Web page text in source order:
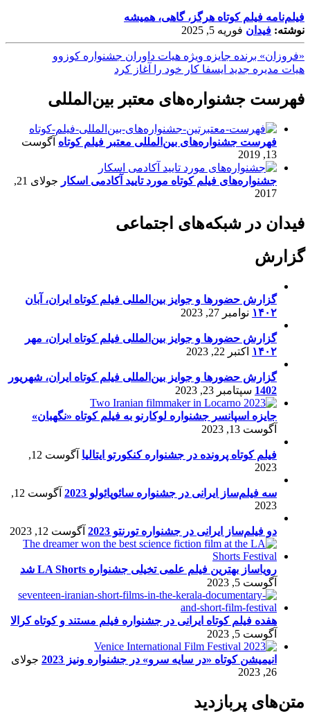
فیلم‌نامه فیلم کوتاه هرگز، گاهی، همیشه
نوشته: فیدان فوریه 5, 2025
«فروزان» برنده جایزه ویژه هیات داوران جشنواره کوزوو
هیات مدیره جدید ایسفا کار خود را آغاز کرد
فهرست جشنواره‌های معتبر بین‌المللی
فهرست جشنواره‌های بین‌المللی معتبر فیلم کوتاه آگوست
13, 2019
جشنواره‌های فیلم کوتاه مورد تایید آکادمی اسکار
جولای 21,
2017
فیدان در شبکه‌های اجتماعی
گزارش
گزارش حضورها و جوایز بین‌المللی فیلم کوتاه ایران، آبان
۱۴۰۲ نوامبر 27, 2023
گزارش حضورها و جوایز بین‌المللی فیلم کوتاه ایران، مهر
۱۴۰۲ اکتبر 22, 2023
گزارش حضورها و جوایز بین‌المللی فیلم کوتاه ایران، شهریور
1402 سپتامبر 23, 2023
جایزه اسپانسر جشنواره لوکارنو به فیلم کوتاه «نگهبان»
آگوست 13, 2023
فیلم کوتاه پرونده در جشنواره کنکورتو ایتالیا
آگوست 12,
2023
سه فیلم‌ساز ایرانی در جشنواره سائوپائولو 2023
آگوست 12,
2023
دو فیلم‌ساز ایرانی در جشنواره تورنتو 2023 آگوست 12, 2023
رویاساز بهترین فیلم علمی تخیلی جشنواره LA Shorts شد
آگوست 5, 2023
هفده فیلم کوتاه ایرانی در جشنواره فیلم مستند و کوتاه کرالا
آگوست 5, 2023
انیمیشن کوتاه «در سایه سرو» در جشنواره ونیز 2023
جولای
26, 2023
متن‌های پربازدید